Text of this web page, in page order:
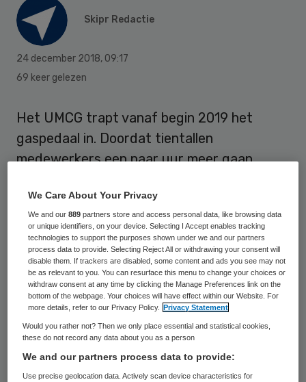
Skipr Redactie
24 december 2018, 09:17
69 keer gelezen
Het UMCG trapt vanaf begin 2019 het
gaspedaal in. Doordat tientallen
medewerkers een paar uur meer gaan
operatiekamers weer open en kunnen op de
ic extra bedden in gebruik genomen. Dit om
de oplopende wachttijden tegen te gaan.
Dat meldt het Dagblad van het Noorden op
24 december. Zestig tot zeventig ok-
assistenten, anesthesiemedewerkers en ic-
verpleegkundigen, die parttime werken,
gaan vier uur per week meer werken. Dat
betekent dat in januari en februari vijftig
We Care About Your Privacy
We and our889 partners store and access personal data, like browsing data
or unique identifiers, on your device. Selecting I Accept enables tracking
technologies to support the purposes shown under we and our partners
process data to provide. Selecting Reject All or withdrawing your consent will
disable them. If trackers are disabled, some content and ads you see may not
be as relevant to you. You can resurface this menu to change your choices or
withdraw consent at any time by clicking the Manage Preferences link on the
bottom of the webpage. Your choices will have effect within our Website. For
more details, refer to our Privacy Policy.
Privacy Statement
Would you rather not? Then we only place essential and statistical cookies,
these do not record any data about you as a person
We and our partners process data to provide:
Use precise geolocation data. Actively scan device characteristics for